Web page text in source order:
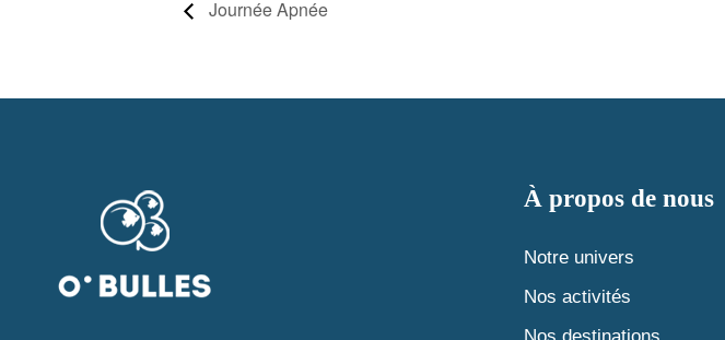
Journée Apnée
À propos de nous
Notre univers
Nos activités